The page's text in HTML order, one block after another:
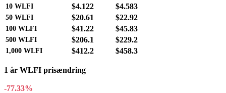
10 WLFI $4.122 $4.583
50 WLFI $20.61 $22.92
100 WLFI $41.22 $45.83
500 WLFI $206.1 $229.2
1,000 WLFI $412.2 $458.3
1 år WLFI prisændring
-77.33%